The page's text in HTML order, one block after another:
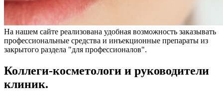
На нашем сайте реализована удобная возможность заказывать
профессиональные средства и инъекционные препараты из
закрытого раздела "для профессионалов".
Коллеги-косметологи и руководители
клиник.